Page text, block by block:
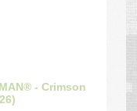
- Crimson